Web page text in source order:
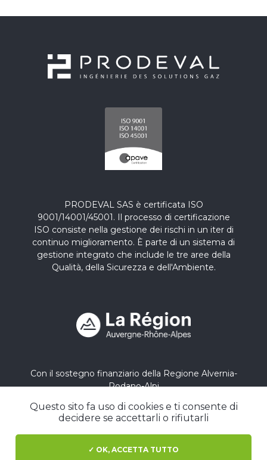
PRODEVAL SAS è certificata ISO
9001/14001/45001. Il processo di certificazione
ISO consiste nella gestione dei rischi in un iter di
continuo miglioramento. È parte di un sistema di
gestione integrato che include le tre aree della
Qualità, della Sicurezza e dell'Ambiente.
Con il sostegno finanziario della Regione Alvernia-
Rodano-Alpi
Stampa
Prodeval nel mondo
Questo sito fa uso di cookies e ti consente di
decidere se accettarli o rifiutarli
✓ OK, ACCETTA TUTTO